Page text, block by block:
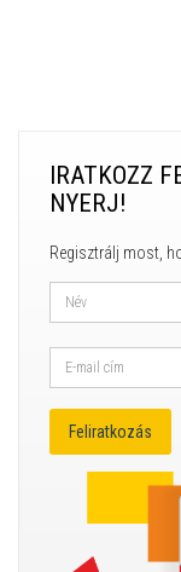
IRATKOZZ
NYERJ!
Regisztrálj most,